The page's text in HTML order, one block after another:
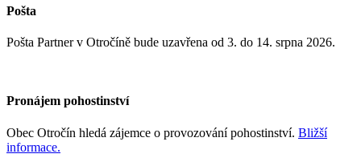
Pošta
Pošta Partner v Otročíně bude uzavřena od 3. do 14. srpna 2026.
Pronájem pohostinství
Obec Otročín hledá zájemce o provozování pohostinství. Bližší
informace.